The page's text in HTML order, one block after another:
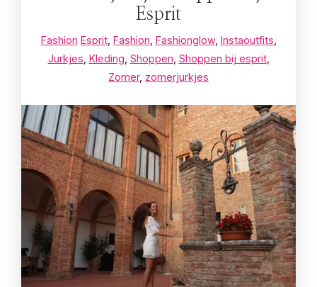
Esprit
Fashion Esprit, Fashion Fashionglow, Instaoutfits
Jurkjes Kleding Shoppen Shoppen bij esprit,
Zomer, zomerjurkjes